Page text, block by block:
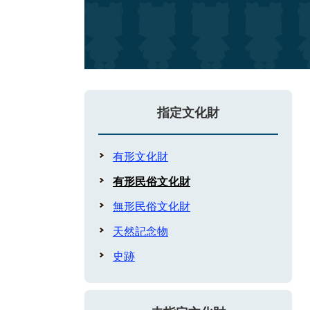
指定文化財
有形文化財
有形民俗文化財
無形民俗文化財
天然記念物
史跡